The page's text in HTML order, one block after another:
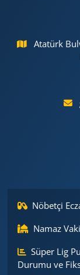
Atatürk
Nöbetçi
Namaz
Süper Lig
Durumu ve